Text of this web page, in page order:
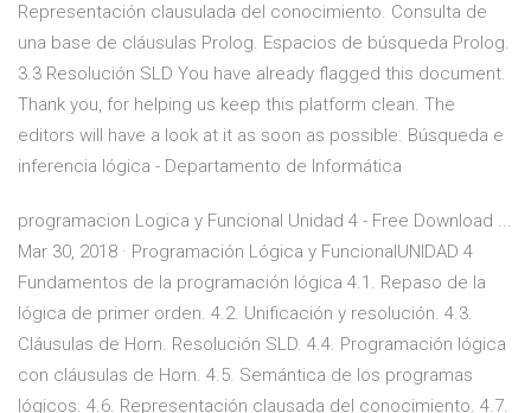
Representación clausulada del conocimiento. Consulta de
una base de cláusulas Prolog. Espacios de búsqueda Prolog.
3.3 Resolución SLD You have already flagged this document.
Thank you, for helping us keep this platform clean. The
editors will have a look at it as soon as possible. Búsqueda e
inferencia lógica - Departamento de Informática
programacion Logica y Funcional Unidad 4 - Free Download ...
Mar 30, 2018 · Programación Lógica y FuncionalUNIDAD 4
Fundamentos de la programación lógica 4.1. Repaso de la
lógica de primer orden. 4.2. Unificación y resolución. 4.3.
Cláusulas de Horn. Resolución SLD. 4.4. Programación lógica
con cláusulas de Horn. 4.5. Semántica de los programas
lógicos. 4.6. Representación clausada del conocimiento. 4.7.